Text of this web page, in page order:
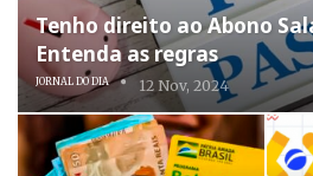
Tenho direito ao Abono
Entenda as regras
JORNAL DO DIA 12 Nov, 2024